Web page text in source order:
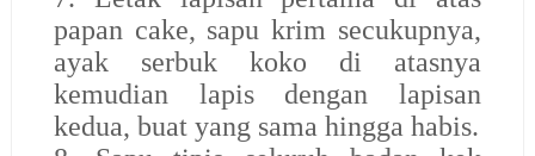
papan cake, sapu krim secukupnya,
ayak serbuk koko di atasnya
kemudian lapis dengan lapisan
kedua, buat yang sama hingga habis.